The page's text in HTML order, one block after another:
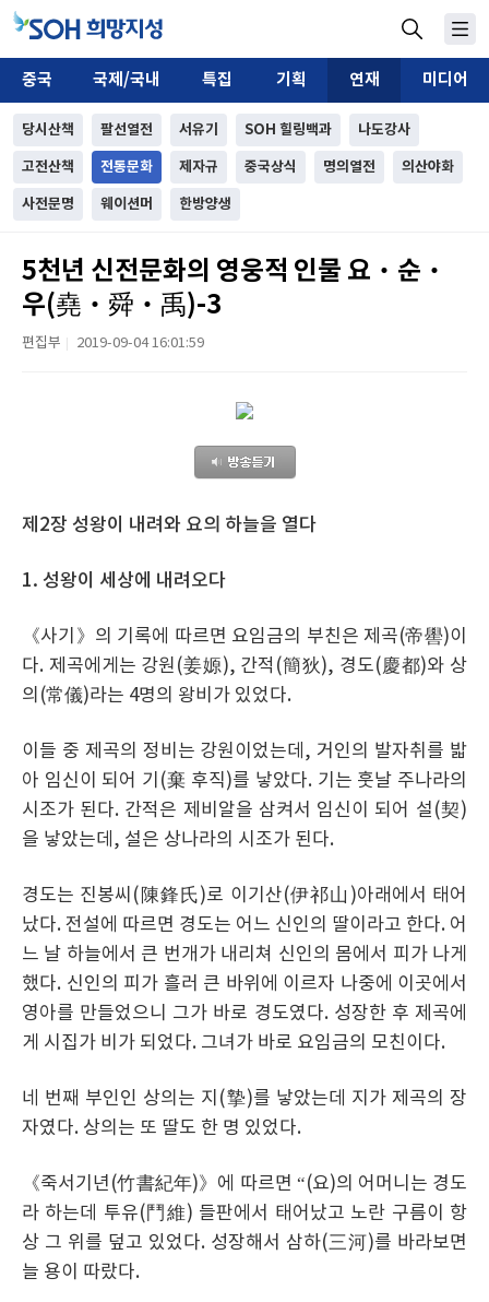
중국 국제/국내 특집 기획 연재 미디어
당시산책 팔선열전 서유기 SOH 힐링백과 나도강사
고전산책 전통문화 제자규 중국상식 명의열전 의산야화
사전문명 웨이션머 한방양생
5천년 신전문화의 영웅적 인물 요‧순‧
우(堯‧舜‧禹)-3
편집부 2019-09-04 16:01:59
제2장 성왕이 내려와 요의 하늘을 열다
1. 성왕이 세상에 내려오다
《사기》의 기록에 따르면 요임금의 부친은 제곡(帝嚳)이
다. 제곡에게는 강원(姜嫄), 간적(簡狄), 경도(慶都)와 상
의(常儀)라는 4명의 왕비가 있었다.
이들 중 제곡의 정비는 강원이었는데, 거인의 발자취를 밟
아 임신이 되어 기(棄 후직)를 낳았다. 기는 훗날 주나라의
시조가 된다. 간적은 제비알을 삼켜서 임신이 되어 설(契)
을 낳았는데, 설은 상나라의 시조가 된다.
경도는 진봉씨(陳鋒氏)로 이기산(伊祁山)아래에서 태어
났다. 전설에 따르면 경도는 어느 신인의 딸이라고 한다. 어
느 날 하늘에서 큰 번개가 내리쳐 신인의 몸에서 피가 나게
했다. 신인의 피가 흘러 큰 바위에 이르자 나중에 이곳에서
영아를 만들었으니 그가 바로 경도였다. 성장한 후 제곡에
게 시집가 비가 되었다. 그녀가 바로 요임금의 모친이다.
네 번째 부인인 상의는 지(摯)를 낳았는데 지가 제곡의 장
자였다. 상의는 또 딸도 한 명 있었다.
《죽서기년(竹書紀年)》에 따르면 “(요)의 어머니는 경도
라 하는데 투유(鬥維) 들판에서 태어났고 노란 구름이 항
상 그 위를 덮고 있었다. 성장해서 삼하(三河)를 바라보면
늘 용이 따랐다.